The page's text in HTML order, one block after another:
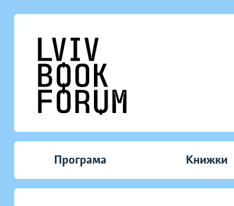
Програма Книжки